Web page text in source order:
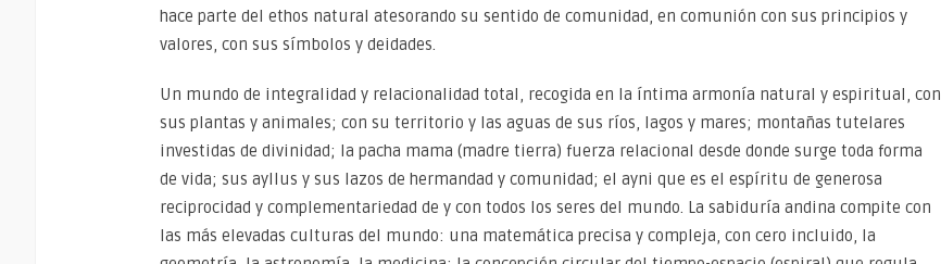
hace parte del ethos natural atesorando su sentido de comunidad, en comunión con sus principios y
valores, con sus símbolos y deidades.
Un mundo de integralidad y relacionalidad total, recogida en la íntima armonía natural y espiritual, con
sus plantas y animales; con su territorio y las aguas de sus ríos, lagos y mares; montañas tutelares
investidas de divinidad; la pacha mama (madre tierra) fuerza relacional desde donde surge toda forma
de vida; sus ayllus y sus lazos de hermandad y comunidad; el ayni que es el espíritu de generosa
reciprocidad y complementariedad de y con todos los seres del mundo. La sabiduría andina compite con
las más elevadas culturas del mundo: una matemática precisa y compleja, con cero incluido, la